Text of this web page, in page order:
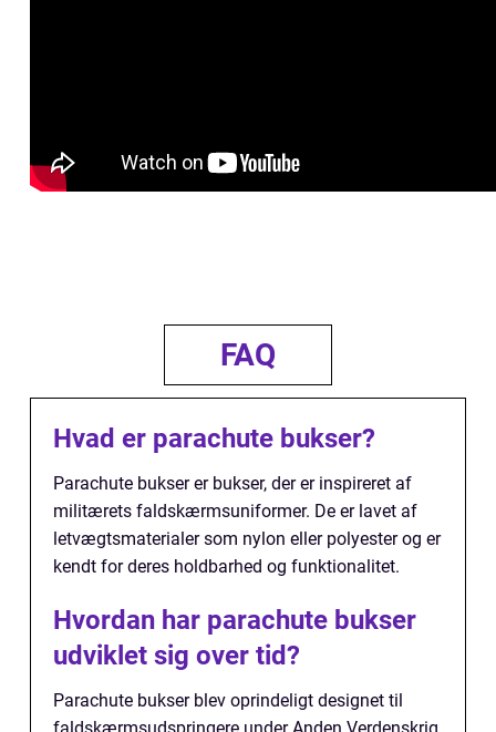
FAQ
Hvad er parachute bukser?
Parachute bukser er bukser, der er inspireret af
militærets faldskærmsuniformer. De er lavet af
letvægtsmaterialer som nylon eller polyester og er
kendt for deres holdbarhed og funktionalitet.
Hvordan har parachute bukser
udviklet sig over tid?
Parachute bukser blev oprindeligt designet til